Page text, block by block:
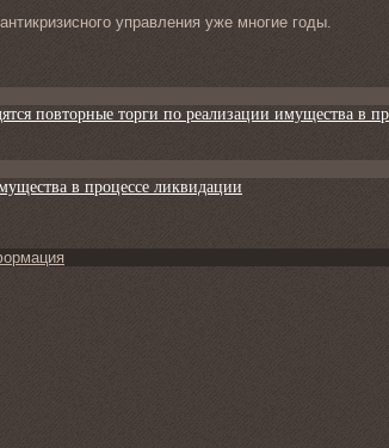
управления уже многие годы.
повторные торги по реализации имущества в
в процессе ликвидации